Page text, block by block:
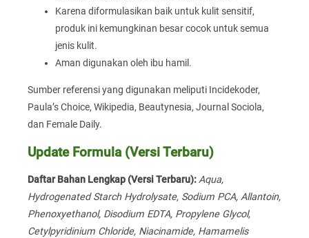
Karena diformulasikan baik untuk kulit sensitif,
produk ini kemungkinan besar cocok untuk semua
jenis kulit.
Aman digunakan oleh ibu hamil.
Sumber referensi yang digunakan meliputi Incidekoder,
Paula’s Choice, Wikipedia, Beautynesia, Journal Sociola,
dan Female Daily.
Update Formula (Versi Terbaru)
Daftar Bahan Lengkap (Versi Terbaru):Aqua,
Hydrogenated Starch Hydrolysate, Sodium PCA, Allantoin,
Phenoxyethanol, Disodium EDTA, Propylene Glycol,
Cetylpyridinium Chloride, Niacinamide, Hamamelis